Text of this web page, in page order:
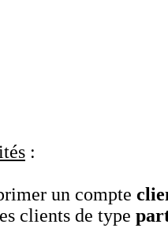
:
un compte
clients de type